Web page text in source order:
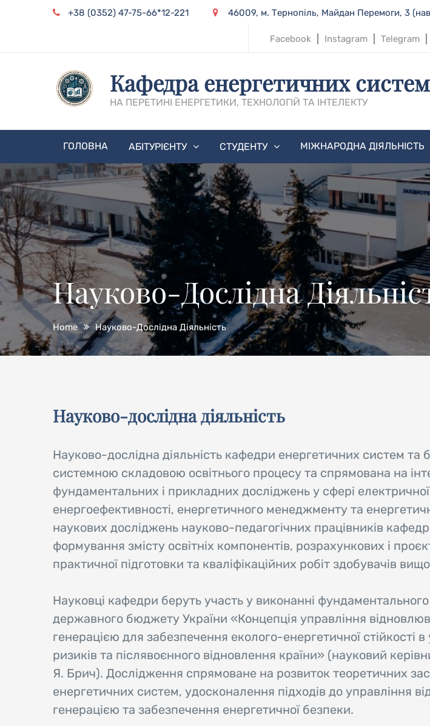
+38 (0352) 47-75-66*12-221 46009, м. Тернопіль, Майдан Перемоги, 3
Facebook Instagram Telegram
Кафедра енергетичних
НА ПЕРЕТИНІ ЕНЕРГЕТИКИ, ТЕХНОЛОГІЙ ТА ІНТЕЛЕКТУ
ГОЛОВНА АБІТУРІЄНТУ СТУДЕНТУ МІЖНАРОДНА ДІЯЛЬНІСТЬ
Науково-Дослідна
Home Науково-Дослідна Діяльність
Науково-дослідна діяльність
Науково-дослідна діяльність кафедри енергетичних систем та
системною складовою освітнього процесу та спрямована на
фундаментальних і прикладних досліджень у сфері електричної
енергоефективності, енергетичного менеджменту та
наукових досліджень науково-педагогічних працівників
формування змісту освітніх компонентів, розрахункових і
практичної підготовки та кваліфікаційних робіт здобувачів
Науковці кафедри беруть участь у виконанні
державного бюджету України «Концепція управління
генерацією для забезпечення еколого-енергетичної стійкості
ризиків та післявоєнного відновлення країни» (науковий
Я. Брич). Дослідження спрямоване на розвиток теоретичних
енергетичних систем, удосконалення підходів до управління
генерацією та забезпечення енергетичної безпеки.